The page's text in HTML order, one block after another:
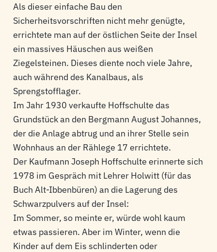
Als dieser einfache Bau den
Sicherheitsvorschriften nicht mehr genügte,
errichtete man auf der östlichen Seite der Insel
ein massives Häuschen aus weißen
Ziegelsteinen. Dieses diente noch viele Jahre,
auch während des Kanalbaus, als
Sprengstofflager.
Im Jahr 1930 verkaufte Hoffschulte das
Grundstück an den Bergmann August Johannes,
der die Anlage abtrug und an ihrer Stelle sein
Wohnhaus an der Rählege 17 errichtete.
Der Kaufmann Joseph Hoffschulte erinnerte sich
1978 im Gespräch mit Lehrer Holwitt (für das
Buch Alt-Ibbenbüren) an die Lagerung des
Schwarzpulvers auf der Insel:
Im Sommer, so meinte er, würde wohl kaum
etwas passieren. Aber im Winter, wenn die
Kinder auf dem Eis schlinderten oder